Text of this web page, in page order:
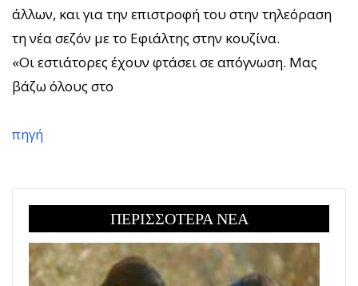
άλλων, και για την επιστροφή του στην τηλεόραση
τη νέα σεζόν με το Εφιάλτης στην κουζίνα.
«Οι εστιάτορες έχουν φτάσει σε απόγνωση. Μας
βάζω όλους στο
πηγή
ΠΕΡΙΣΣΟΤΕΡΑ ΝΕΑ